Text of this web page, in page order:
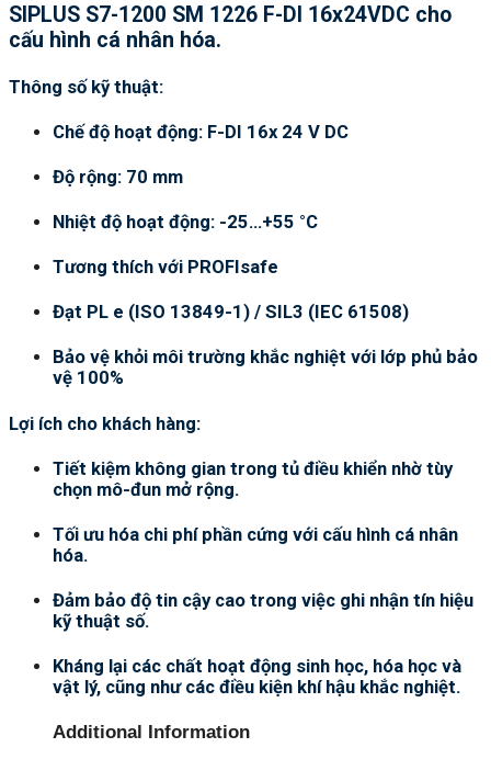
SIPLUS S7-1200 SM 1226 F-DI 16x24VDC cho
cấu hình cá nhân hóa.
Thông số kỹ thuật:
Chế độ hoạt động: F-DI 16x 24 V DC
Độ rộng: 70 mm
Nhiệt độ hoạt động: -25…+55 °C
Tương thích với PROFIsafe
Đạt PL e (ISO 13849-1) / SIL3 (IEC 61508)
Bảo vệ khỏi môi trường khắc nghiệt với lớp phủ bảo
vệ 100%
Lợi ích cho khách hàng:
Tiết kiệm không gian trong tủ điều khiển nhờ tùy
chọn mô-đun mở rộng.
Tối ưu hóa chi phí phần cứng với cấu hình cá nhân
hóa.
Đảm bảo độ tin cậy cao trong việc ghi nhận tín hiệu
kỹ thuật số.
Kháng lại các chất hoạt động sinh học, hóa học và
vật lý, cũng như các điều kiện khí hậu khắc nghiệt.
Additional Information